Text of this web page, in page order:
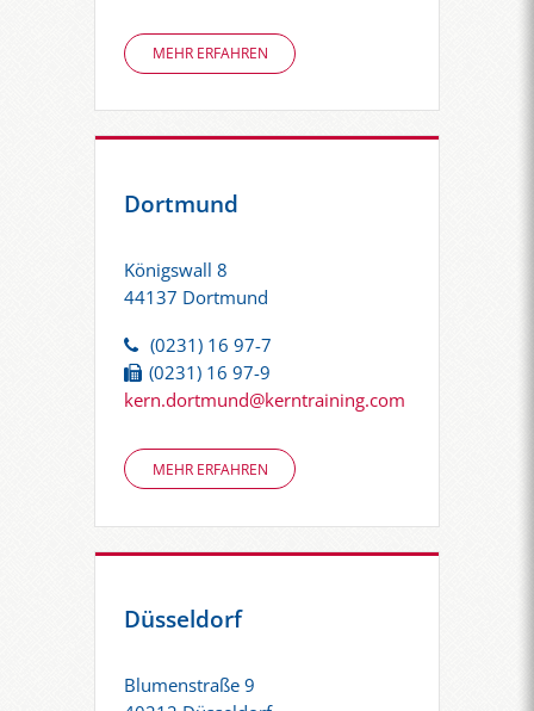
MEHR ERFAHREN
Dortmund
Königswall 8
44137 Dortmund
(0231) 16 97-7
(0231) 16 97-9
kern.dortmund@kerntraining.com
MEHR ERFAHREN
Düsseldorf
Blumenstraße 9